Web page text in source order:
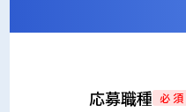
応募職種 必 須